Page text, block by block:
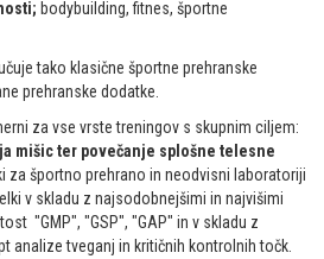
bodybuilding, fitnes, športne
tako klasične športne prehranske
prehranske dodatke.
za vse vrste treningov s skupnim ciljem:
mišic ter povečanje splošne telesne
za športno prehrano in neodvisni laboratoriji
v skladu z najsodobnejšimi in najvišimi
"GMP", "GSP", "GAP" in v skladu z
analize tveganj in kritičnih kontrolnih točk.